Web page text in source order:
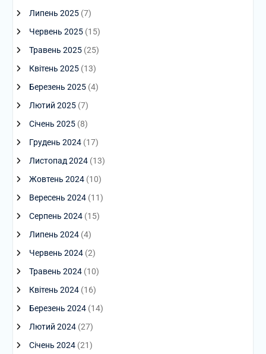
Липень 2025(7)
Червень 2025(15)
Травень 2025(25)
Квітень 2025(13)
Березень 2025(4)
Лютий 2025(7)
Січень 2025(8)
Грудень 2024(17)
Листопад 2024(13)
Жовтень 2024(10)
Вересень 2024(11)
Серпень 2024(15)
Липень 2024(4)
Червень 2024(2)
Травень 2024(10)
Квітень 2024(16)
Березень 2024(14)
Лютий 2024(27)
Січень 2024(21)